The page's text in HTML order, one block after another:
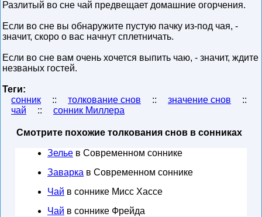
Разлитый во сне чай предвещает домашние огорчения.
Если во сне вы обнаружите пустую пачку из-под чая, -
значит, скоро о вас начнут сплетничать.
Если во сне вам очень хочется выпить чаю, - значит, ждите
незваных гостей.
Теги:
сонник
:: толкование снов :: значение снов
::
чай
:: сонник Миллера
Смотрите похожие толкования снов в сонниках
Зелье в Современном соннике
Заварка в Современном соннике
Чай в соннике Мисс Хассе
Чай в соннике Фрейда